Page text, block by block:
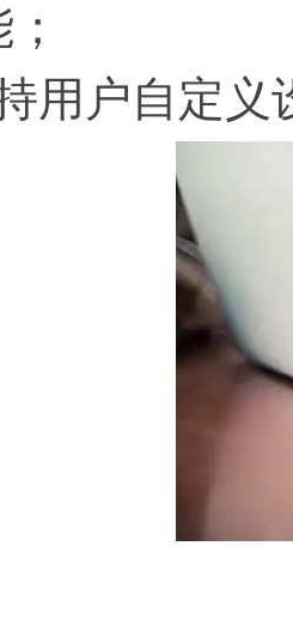
户自定义